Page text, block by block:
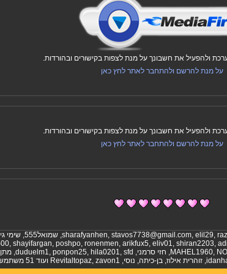
ולהפעיל את חשבונך על מנת לצפות בקישורים ובהורדות.
על מנת להרשם ולהתחבר לאתר לחץ כאן
ולהפעיל את חשבונך על מנת לצפות בקישורים ובהורדות.
על מנת להרשם ולהתחבר לאתר לחץ כאן
sharafyanhen, stavos7738@gmail.com, elil29,
, שמואל555 , שימי
, shayifargan, poshpo, ronenmen, arikfux5, eliv01, shiran2203,
MAHEL1960,
, חזי סרמני,
duduelm1, ponpon25, hila0201, sfd
, מתן 39
, זוהרית אילוז, בן-כיתה, נוסי,
Revitaltopaz, zavon1 ועוד 51 משתמשים אחרים